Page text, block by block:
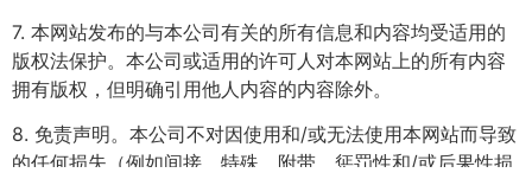
7. 本网站发布的与本公司有关的所有信息和内容均受适用的
版权法保护。本公司或适用的许可人对本网站上的所有内容
拥有版权，但明确引用他人内容的内容除外。
8. 免责声明。本公司不对因使用和/或无法使用本网站而导致
的任何损失（例如间接、特殊、附带、惩罚性和/或后果性损